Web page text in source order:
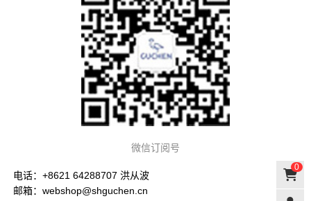
微信订阅号
电话：+8621 64288707 洪从波
邮箱：webshop@shguchen.cn
0